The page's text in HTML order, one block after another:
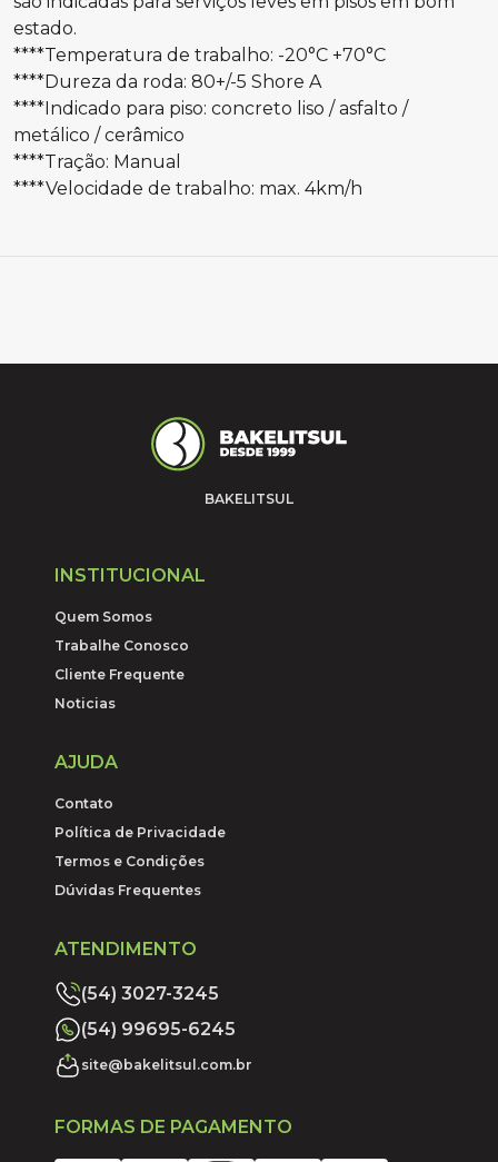
estado.
****Temperatura de trabalho: -20°C +70°C
****Dureza da roda: 80+/-5 Shore A
****Indicado para piso: concreto liso / asfalto /
metálico / cerâmico
****Tração: Manual
****Velocidade de trabalho: max. 4km/h
BAKELITSUL
INSTITUCIONAL
Quem Somos
Trabalhe Conosco
Cliente Frequente
Noticias
AJUDA
Contato
Política de Privacidade
Termos e Condições
Dúvidas Frequentes
ATENDIMENTO
(54) 3027-3245
(54) 99695-6245
site@bakelitsul.com.br
FORMAS DE PAGAMENTO